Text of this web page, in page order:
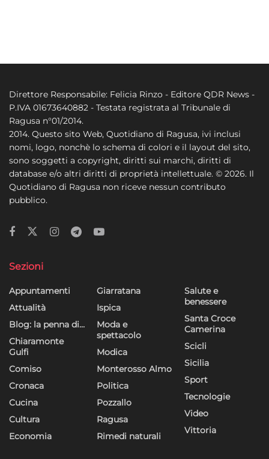
Direttore Responsabile: Felicia Rinzo - Editore QDR News -
P.IVA 01673640882 - Testata registrata al Tribunale di
Ragusa n°01/2014.
2014. Questo sito Web, Quotidiano di Ragusa, ivi inclusi
nomi, logo, nonchè lo schema di colori e il layout del sito,
sono soggetti a copyright, diritti sui marchi, diritti di
database e/o altri diritti di proprietà intellettuale. © 2026. Il
Quotidiano di Ragusa non riceve nessun contributo
pubblico.
Sezioni
Appuntamenti
Attualità
Blog: la penna di…
Chiaramonte
Gulfi
Comiso
Cronaca
Cucina
Cultura
Economia
Giarratana
Ispica
Moda e
spettacolo
Modica
Monterosso Almo
Politica
Pozzallo
Ragusa
Rimedi naturali
Salute e
benessere
Santa Croce
Camerina
Scicli
Sicilia
Sport
Tecnologie
Video
Vittoria